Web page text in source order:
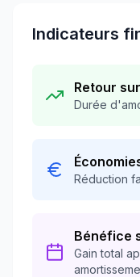
Indicateurs
Retour
Durée
Réduction
Bénéfice
Gain total